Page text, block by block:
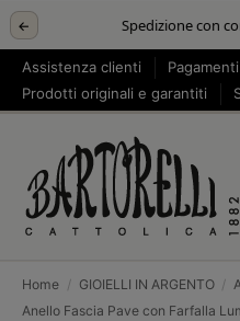
← Spedizione con
Assistenza clienti
Prodotti originali e garantiti
Home GIOIELLI IN ARGENTO
Anello Fascia Pave con Farfalla